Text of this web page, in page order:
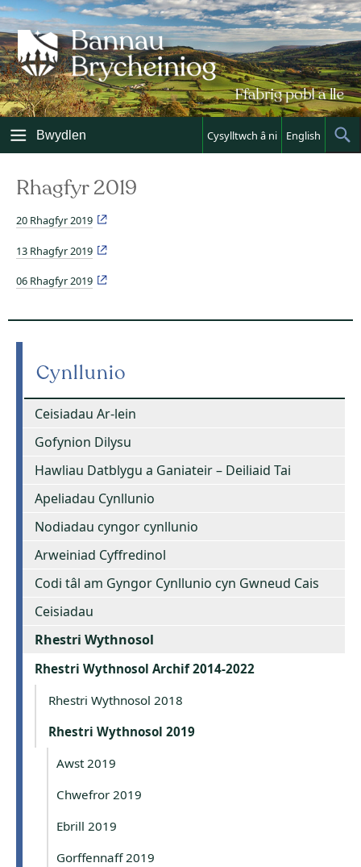
Skip
to
content
Bwydlen Cysylltwch â ni English
Rhagfyr 2019
20 Rhagfyr 2019
13 Rhagfyr 2019
06 Rhagfyr 2019
Cynllunio
Ceisiadau Ar-lein
Gofynion Dilysu
Hawliau Datblygu a Ganiateir – Deiliaid Tai
Apeliadau Cynllunio
Nodiadau cyngor cynllunio
Arweiniad Cyffredinol
Codi tâl am Gyngor Cynllunio cyn Gwneud Cais
Ceisiadau
Rhestri Wythnosol
Rhestri Wythnosol Archif 2014-2022
Rhestri Wythnosol 2018
Rhestri Wythnosol 2019
Awst 2019
Chwefror 2019
Ebrill 2019
Gorffennaff 2019